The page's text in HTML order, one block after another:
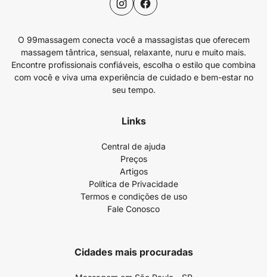
O 99massagem conecta você a massagistas que oferecem
massagem tântrica, sensual, relaxante, nuru e muito mais.
Encontre profissionais confiáveis, escolha o estilo que combina
com você e viva uma experiência de cuidado e bem-estar no
seu tempo.
Links
Central de ajuda
Preços
Artigos
Política de Privacidade
Termos e condições de uso
Fale Conosco
Cidades mais procuradas